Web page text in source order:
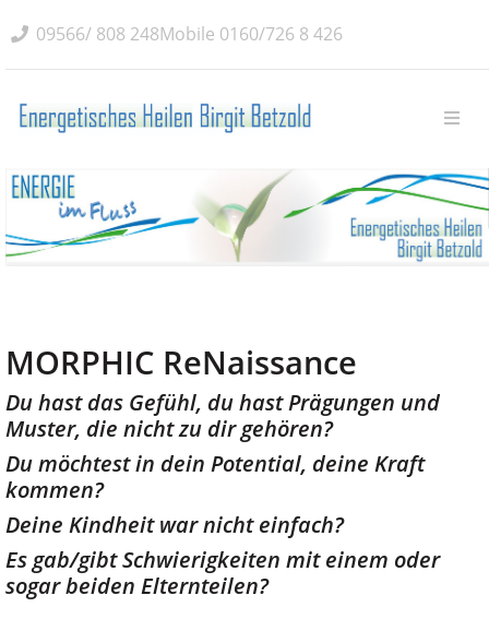
09566/ 808 248Mobile 0160/726 8 426
MORPHIC ReNaissance
Du hast das Gefühl, du hast Prägungen und
Muster, die nicht zu dir gehören?
Du möchtest in dein Potential, deine Kraft
kommen?
Deine Kindheit war nicht einfach?
Es gab/gibt Schwierigkeiten mit einem oder
sogar beiden Elternteilen?